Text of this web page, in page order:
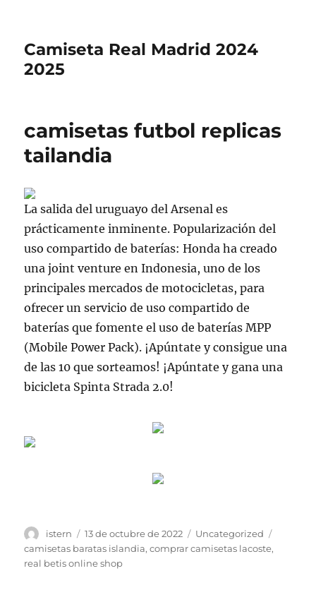
Camiseta Real Madrid 2024
2025
camisetas futbol replicas
tailandia
La salida del uruguayo del Arsenal es
prácticamente inminente. Popularización del
uso compartido de baterías: Honda ha creado
una joint venture en Indonesia, uno de los
principales mercados de motocicletas, para
ofrecer un servicio de uso compartido de
baterías que fomente el uso de baterías MPP
(Mobile Power Pack). ¡Apúntate y consigue una
de las 10 que sorteamos! ¡Apúntate y gana una
bicicleta Spinta Strada 2.0!
Autor
istern
Publicado
el
13 de octubre de 2022 Categorías
Uncategorized
camisetas baratas islandia,comprar camisetas lacoste,
real betis online shop